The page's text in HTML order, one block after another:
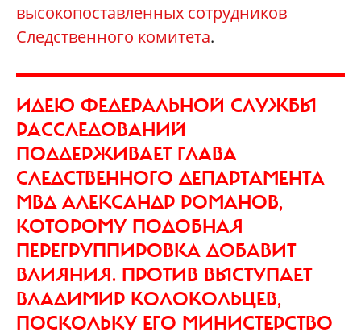
высокопоставленных сотрудников
Следственного комитета.
ИДЕЮ ФЕДЕРАЛЬНОЙ СЛУЖБЫ
РАССЛЕДОВАНИЙ
ПОДДЕРЖИВАЕТ ГЛАВА
СЛЕДСТВЕННОГО ДЕПАРТАМЕНТА
МВД АЛЕКСАНДР РОМАНОВ,
КОТОРОМУ ПОДОБНАЯ
ПЕРЕГРУППИРОВКА ДОБАВИТ
ВЛИЯНИЯ. ПРОТИВ ВЫСТУПАЕТ
ВЛАДИМИР КОЛОКОЛЬЦЕВ,
ПОСКОЛЬКУ ЕГО МИНИСТЕРСТВО